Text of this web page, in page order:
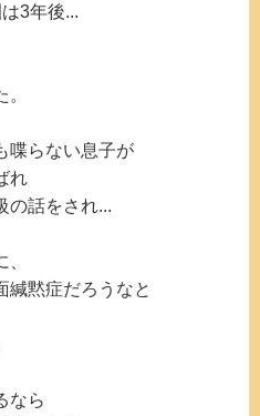
3年後...
喋らない息子が
れ
の話をされ...
緘黙症だろうなと
なら